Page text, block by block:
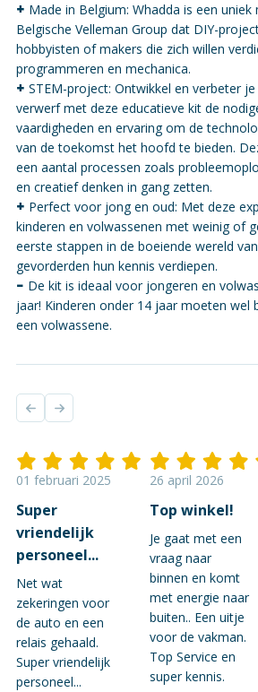
+ Made in Belgium: Whadda is een uniek
Belgische Velleman Group dat DIY-
hobbyisten of makers die zich willen
programmeren en mechanica.
+ STEM-project: Ontwikkel en verbeter je
verwerf met deze educatieve kit de
vaardigheden en ervaring om de
van de toekomst het hoofd te bieden.
een aantal processen zoals
en creatief denken in gang zetten.
+ Perfect voor jong en oud: Met deze
kinderen en volwassenen met weinig of
eerste stappen in de boeiende wereld
gevorderden hun kennis verdiepen.
- De kit is ideaal voor jongeren en
jaar! Kinderen onder 14 jaar moeten wel
een volwassene.
01 februari 2025
Super
vriendelijk
personeel...
Net wat
zekeringen voor
de auto en een
relais gehaald.
Super vriendelijk
personeel...
26 april 2026
Top winkel!
Je gaat met een
vraag naar
binnen en komt
met energie naar
buiten.. Een uitje
voor de vakman.
Top Service en
super kennis.